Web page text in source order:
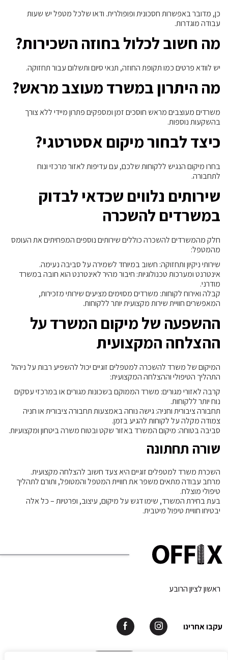
כן, מדובר באפשרות חסכונית ופופולרית. ודאו שלכל מטפל יש שעות
עבודה מוגדרות.
מה חשוב לכלול בחוזה השכירות?
יש לוודא פרטים כמו תקופת החוזה, תנאי סיום ותשלום עבור תחזוקה.
מה היתרון במשרד מעוצב מראש?
משרדים מעוצבים מראש חוסכים זמן ומספקים פתרון מיידי ללא צורך
בהשקעות נוספות.
כיצד לבחור מיקום אסטרטגי?
בחרו מיקום הנגיש ללקוחות שלכם, עם עדיפות לאזור מרכזי ונוח
לתחבורה.
שירותים נלווים שכדאי לבדוק
במשרדים להשכרה
חלק מהמשרדים להשכרה כוללים שירותים נוספים המפחיתים את העומס
מהמטפל:
שירותי ניקיון ותחזוקה: חשוב במיוחד לשמירה על סביבה נעימה.
אינטרנט ומערכות טכנולוגיות: חיבור מהיר לאינטרנט הוא חובה במשרד
מודרני.
קבלה ואירוח לקוחות: משרדים מסוימים מציעים שירותי מזכירות,
המאפשרים חוויית שירות מקצועית יותר ללקוחות.
ההשפעה של מיקום המשרד על
ההצלחה המקצועית
המיקום של משרד להשכרה למטפלים זוגיים יכול להשפיע רבות על ניהול
התהליך הטיפולי וההצלחה המקצועית:
קרבה לאזורי מגורים: משרד הממוקם בשכונות מגורים או במרכזי עסקים
נוח יותר ללקוחות.
תחבורה ציבורית וחניה: גישה נוחה באמצעות תחבורה ציבורית או חניה
צמודה מקלה על לקוחות להגיע בזמן.
סביבה בטוחה: מיקום המשרד באזור שקט ובטוח משרה ביטחון ומקצועיות.
שורה תחתונה
השכרת משרד למטפלים זוגיים היא צעד חשוב להצלחה מקצועית.
מרחב עבודה מתאים משפר את חוויית המטפל והמטופל, ותורם לתהליך
טיפולי מוצלח.
בעת בחירת המשרד, שימו דגש על מיקום, עיצוב, ופרטיות – כל אלה
יבטיחו חוויית טיפול מיטבית.
ראשון לציון הרובע
עקבו אחרינו